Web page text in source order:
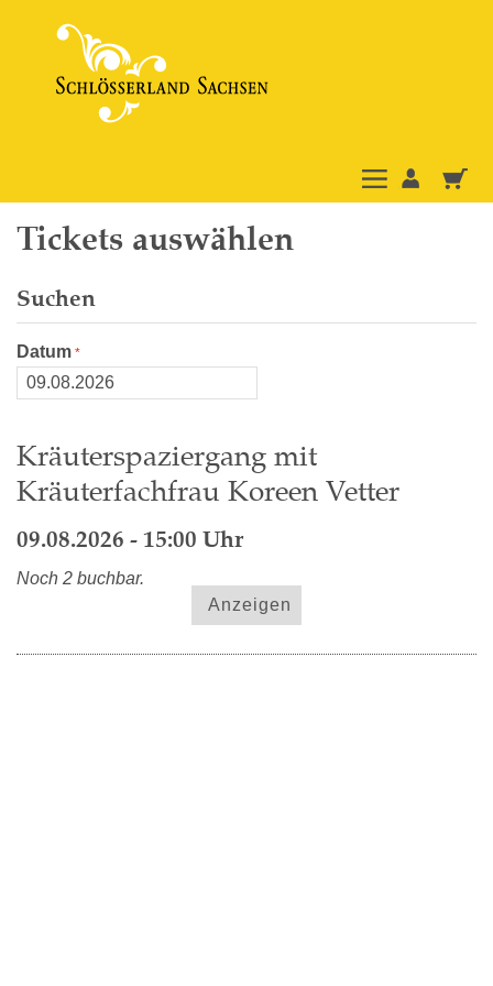
Tickets auswählen
Suchen
Datum
Kräuterspaziergang mit
Kräuterfachfrau Koreen Vetter
09.08.2026 - 15:00 Uhr
Noch 2 buchbar.
Anzeigen